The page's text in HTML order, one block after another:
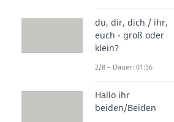
du, dir, dich / ihr,
euch - groß oder
klein?
2/8 – Dauer: 01:56
Hallo ihr
beiden/Beiden